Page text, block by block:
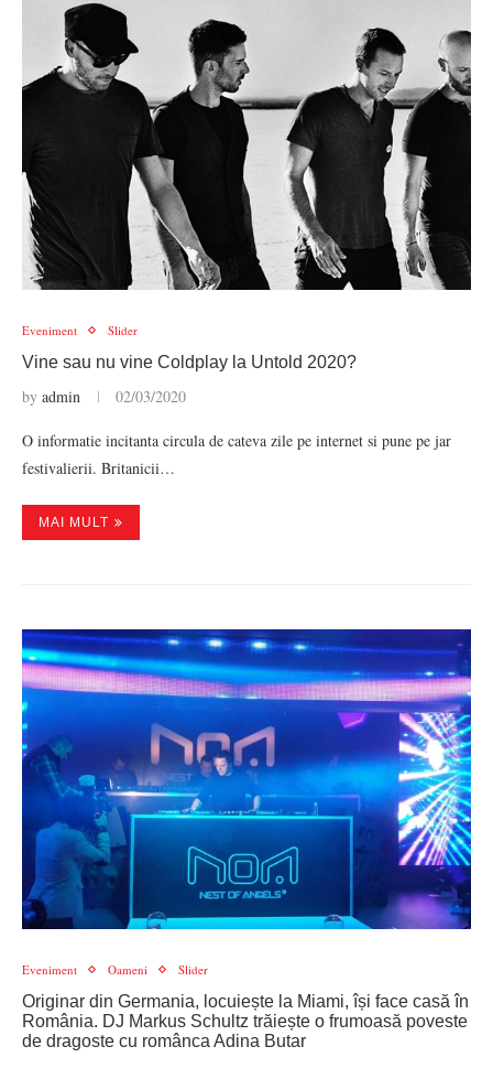
Eveniment Slider
Vine sau nu vine Coldplay la Untold 2020?
by admin 02/03/2020
O informatie incitanta circula de cateva zile pe internet si pune pe jar
festivalierii. Britanicii…
MAI MULT
Eveniment Oameni Slider
Originar din Germania, locuiește la Miami, își face casă în
România. DJ Markus Schultz trăiește o frumoasă poveste
de dragoste cu românca Adina Butar